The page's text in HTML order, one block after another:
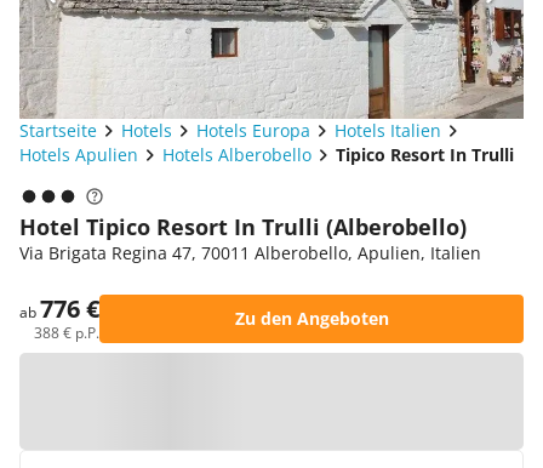
Startseite Hotels Hotels Europa
Hotels Italien
Hotels Apulien
Hotels Alberobello Tipico Resort In Trulli
Hotel Tipico Resort In Trulli (Alberobello)
Via Brigata Regina 47, 70011 Alberobello, Apulien, Italien
ab776 €
388 € p.P.
Zu den Angeboten